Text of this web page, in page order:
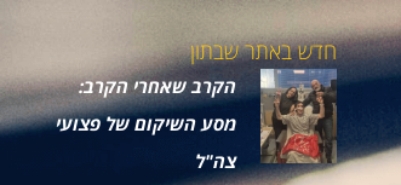
חדש באתר שבתון
הקרב שאחרי הקרב:
מסע השיקום של פצועי
צה"ל